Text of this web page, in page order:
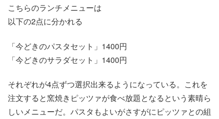
こちらのランチメニューは
以下の2点に分かれる
「今どきのパスタセット」1400円
「今どきのサラダセット」1400円
それぞれが4点ずつ選択出来るようになっている。これを
注文すると窯焼きピッツァが食べ放題となるという素晴ら
しいメニューだ。パスタもよいがさすがにピッツァとの組